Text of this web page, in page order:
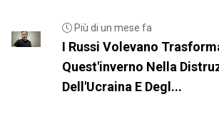
Più di un mese fa
I Russi Volevano
Quest'inverno Nella
Dell'Ucraina E Degl...